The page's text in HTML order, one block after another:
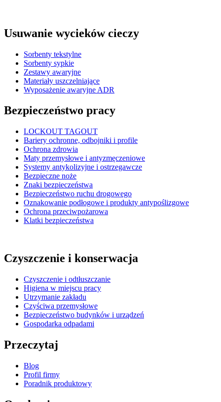
Usuwanie wycieków cieczy
Sorbenty tekstylne
Sorbenty sypkie
Zestawy awaryjne
Materiały uszczelniające
Wyposażenie awaryjne ADR
Bezpieczeństwo pracy
LOCKOUT TAGOUT
Bariery ochronne, odbojniki i profile
Ochrona zdrowia
Maty przemysłowe i antyzmęczeniowe
Systemy antykolizyjne i ostrzegawcze
Bezpieczne noże
Znaki bezpieczeństwa
Bezpieczeństwo ruchu drogowego
Oznakowanie podłogowe i produkty antypoślizgowe
Ochrona przeciwpożarowa
Klatki bezpieczeństwa
Czyszczenie i konserwacja
Czyszczenie i odtłuszczanie
Higiena w miejscu pracy
Utrzymanie zakładu
Czyściwa przemysłowe
Bezpieczeństwo budynków i urządzeń
Gospodarka odpadami
Przeczytaj
Blog
Profil firmy
Poradnik produktowy